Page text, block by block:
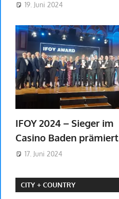
19. Juni 2024
IFOY 2024 – Sieger im
Casino Baden prämiert
17. Juni 2024
CITY + COUNTRY